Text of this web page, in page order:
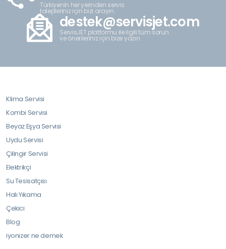
Türkiyenin her yerinden servis
talepleriniz için bizi arayın.
destek@servisjet.com
ServisJET platformu ile ilgili tüm sorun
ve önerileriniz için bize yazın.
Klima Servisi
Kombi Servisi
Beyaz Eşya Servisi
Uydu Servisi
Çilingir Servisi
Elektrikçi
Su Tesisatçısı
Halı Yıkama
Çekici
Blog
iyonizer ne demek